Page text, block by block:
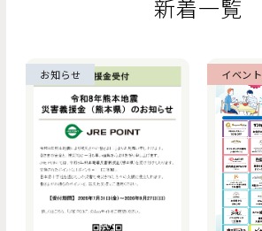
新着一覧
お知らせ イベント